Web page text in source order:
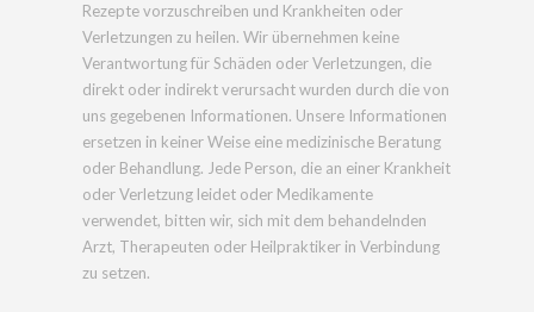
Rezepte vorzuschreiben und Krankheiten oder
Verletzungen zu heilen. Wir übernehmen keine
Verantwortung für Schäden oder Verletzungen, die
direkt oder indirekt verursacht wurden durch die von
uns gegebenen Informationen. Unsere Informationen
ersetzen in keiner Weise eine medizinische Beratung
oder Behandlung. Jede Person, die an einer Krankheit
oder Verletzung leidet oder Medikamente
verwendet, bitten wir, sich mit dem behandelnden
Arzt, Therapeuten oder Heilpraktiker in Verbindung
zu setzen.